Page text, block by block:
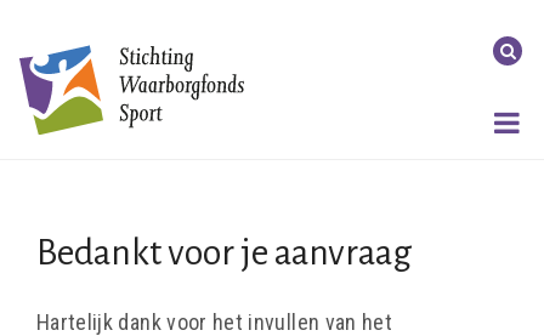
Bedankt voor je aanvraag
Hartelijk dank voor het invullen van het